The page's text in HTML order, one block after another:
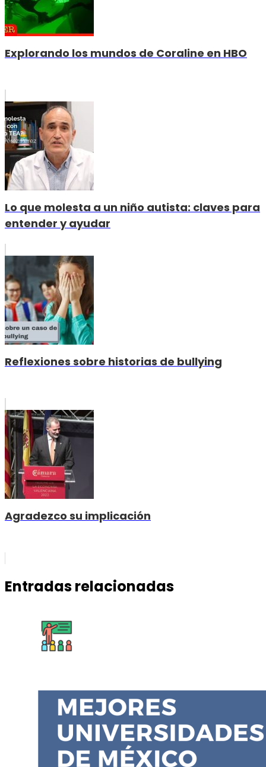
Explorando los mundos de Coraline en HBO
Lo que molesta a un niño autista: claves para
entender y ayudar
Reflexiones sobre historias de bullying
Agradezco su implicación
Entradas relacionadas